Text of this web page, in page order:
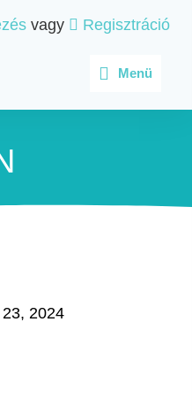
vagy Regisztráció
Menü
2024